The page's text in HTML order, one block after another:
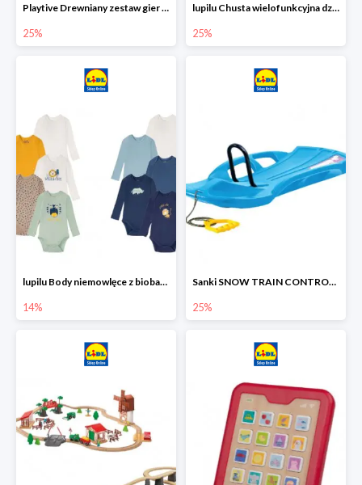
Playtive Drewniany zestaw gier 10 w 1
25%
lupilu Chusta wielofunkcyjna dziecięca
25%
lupilu Body niemowlęce z biobawełny
14%
Sanki SNOW TRAIN CONTROL -25%
25%